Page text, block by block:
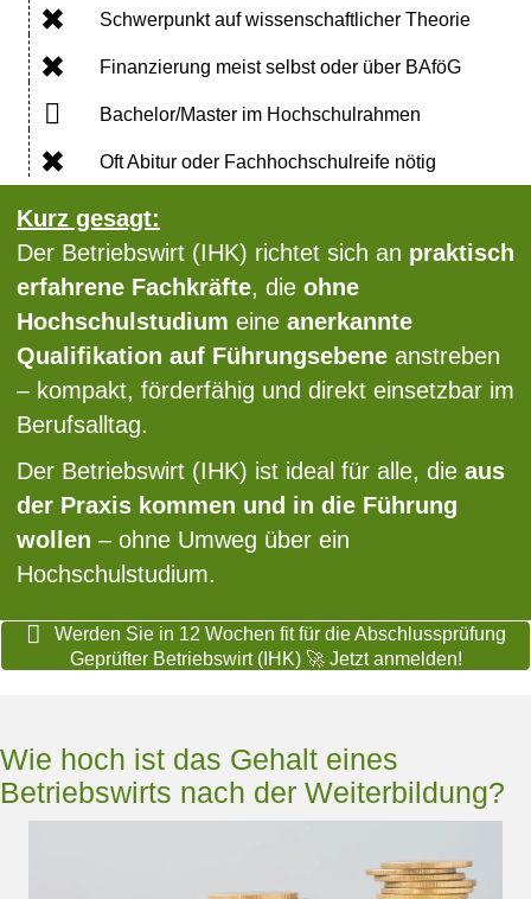
Schwerpunkt auf wissenschaftlicher Theorie
Finanzierung meist selbst oder über BAföG
Bachelor/Master im Hochschulrahmen
Oft Abitur oder Fachhochschulreife nötig
Kurz gesagt:
Der Betriebswirt (IHK) richtet sich an praktisch
erfahrene Fachkräfte, die ohne
Hochschulstudium eine anerkannte
Qualifikation auf Führungsebene anstreben
– kompakt, förderfähig und direkt einsetzbar im
Berufsalltag.
Der Betriebswirt (IHK) ist ideal für alle, die aus
der Praxis kommen und in die Führung
wollen – ohne Umweg über ein
Hochschulstudium.
Werden Sie in 12 Wochen fit für die Abschlussprüfung
Geprüfter Betriebswirt (IHK) 🚀 Jetzt anmelden!
Wie hoch ist das Gehalt eines
Betriebswirts nach der Weiterbildung?